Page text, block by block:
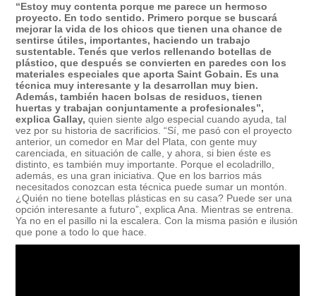
“Estoy muy contenta porque me parece un hermoso
proyecto. En todo sentido. Primero porque se buscará
mejorar la vida de los chicos que tienen una chance de
sentirse útiles, importantes, haciendo un trabajo
sustentable. Tenés que verlos rellenando botellas de
plástico, que después se convierten en paredes con los
materiales especiales que aporta Saint Gobain. Es una
técnica muy interesante y la desarrollan muy bien.
Además, también hacen bolsas de residuos, tienen
huertas y trabajan conjuntamente a profesionales”,
explica Gallay, quien siente algo especial cuando ayuda, tal
vez por su historia de sacrificios. “Sí, me pasó con el proyecto
anterior, un comedor en Mar del Plata, con gente muy
carenciada, en situación de calle, y ahora, si bien éste es
distinto, es también muy importante. Porque el ecoladrillo,
además, es una gran iniciativa. Que en los barrios más
necesitados conozcan esta técnica puede sumar un montón.
¿Quién no tiene botellas plásticas en su casa? Puede ser una
opción interesante a futuro”, explica Ana. Mientras se entrena.
Ya no en el pasillo ni la escalera. Con la misma pasión e ilusión
que pone a todo lo que hace.